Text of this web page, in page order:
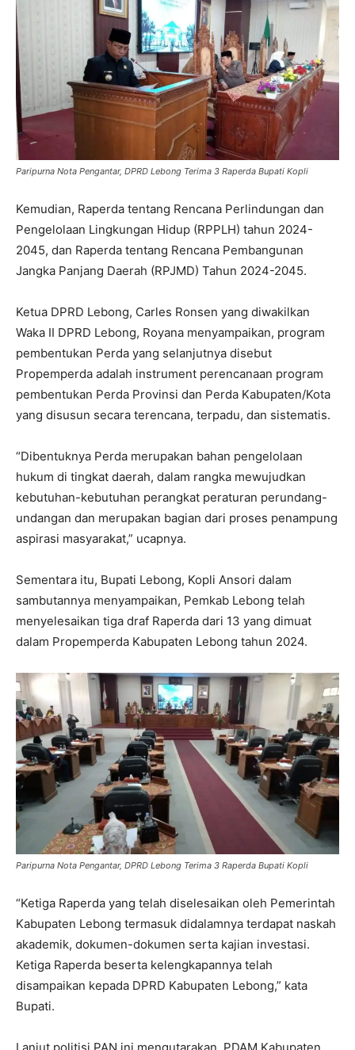
Paripurna Nota Pengantar, DPRD Lebong Terima 3 Raperda Bupati Kopli
Kemudian, Raperda tentang Rencana Perlindungan dan
Pengelolaan Lingkungan Hidup (RPPLH) tahun 2024-
2045, dan Raperda tentang Rencana Pembangunan
Jangka Panjang Daerah (RPJMD) Tahun 2024-2045.
Ketua DPRD Lebong, Carles Ronsen yang diwakilkan
Waka II DPRD Lebong, Royana menyampaikan, program
pembentukan Perda yang selanjutnya disebut
Propemperda adalah instrument perencanaan program
pembentukan Perda Provinsi dan Perda Kabupaten/Kota
yang disusun secara terencana, terpadu, dan sistematis.
“Dibentuknya Perda merupakan bahan pengelolaan
hukum di tingkat daerah, dalam rangka mewujudkan
kebutuhan-kebutuhan perangkat peraturan perundang-
undangan dan merupakan bagian dari proses penampung
aspirasi masyarakat,” ucapnya.
Sementara itu, Bupati Lebong, Kopli Ansori dalam
sambutannya menyampaikan, Pemkab Lebong telah
menyelesaikan tiga draf Raperda dari 13 yang dimuat
dalam Propemperda Kabupaten Lebong tahun 2024.
Paripurna Nota Pengantar, DPRD Lebong Terima 3 Raperda Bupati Kopli
“Ketiga Raperda yang telah diselesaikan oleh Pemerintah
Kabupaten Lebong termasuk didalamnya terdapat naskah
akademik, dokumen-dokumen serta kajian investasi.
Ketiga Raperda beserta kelengkapannya telah
disampaikan kepada DPRD Kabupaten Lebong,” kata
Bupati.